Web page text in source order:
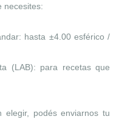
necesites:
hasta ±4.00 esférico /
(LAB): para recetas que
podés enviarnos tu